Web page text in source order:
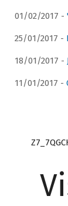
01/02/2017 -
25/01/2017 -
18/01/2017 -
11/01/2017 -